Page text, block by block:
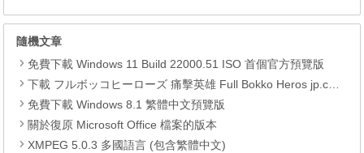
隨機文章
免費下載 Windows 11 Build 22000.51 ISO 首個官方預覽版
下載 フルボッコヒーローズ 痛擊英雄 Full Bokko Heros jp.co.drecom.drif APK
免費下載 Windows 8.1 繁體中文預覽版
關於復原 Microsoft Office 檔案的版本
XMPEG 5.0.3 多國語言 (包含繁體中文)